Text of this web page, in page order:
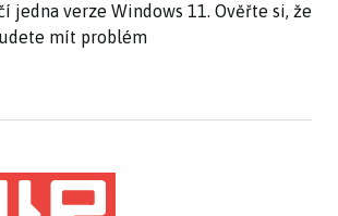
jedna verze Windows 11. Ověřte si, že
mít problém